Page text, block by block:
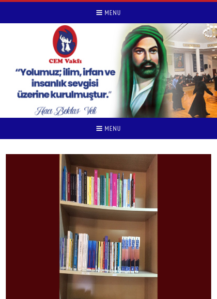
MENU
MENU